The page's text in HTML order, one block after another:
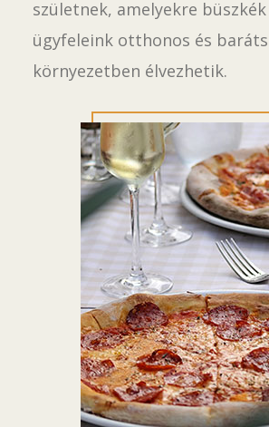
születnek, amelyekre
ügyfeleink otthonos és
környezetben élvezhetik.